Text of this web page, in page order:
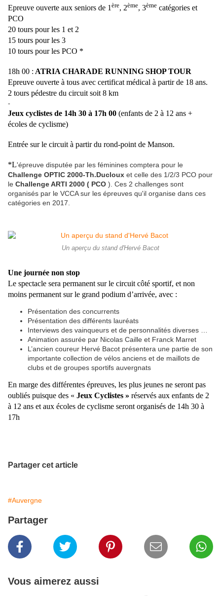
Epreuve ouverte aux seniors de 1 ère, 2ème, 3ème catégories et
PCO
20 tours pour les 1 et 2
15 tours pour les 3
10 tours pour les PCO *
18h 00 : ATRIA CHARADE RUNNING SHOP TOUR
Epreuve ouverte à tous avec certificat médical à partir de 18 ans.
2 tours pédestre du circuit soit 8 km
-
Jeux cyclistes de 14h 30 à 17h 00 (enfants de 2 à 12 ans +
écoles de cyclisme)
Entrée sur le circuit à partir du rond-point de Manson.
*L'épreuve disputée par les féminines comptera pour le
Challenge OPTIC 2000-Th.Ducloux et celle des 1/2/3 PCO pour
le Challenge ARTI 2000 ( PCO ). Ces 2 challenges sont
organisés par le VCCA sur les épreuves qu'il organise dans ces
catégories en 2017.
Un aperçu du stand d'Hervé Bacot
Une journée non stop
Le spectacle sera permanent sur le circuit côté sportif, et non
moins permanent sur le grand podium d’arrivée, avec :
Présentation des concurrents
Présentation des différents lauréats
Interviews des vainqueurs et de personnalités diverses …
Animation assurée par Nicolas Caille et Franck Marret
L’ancien coureur Hervé Bacot présentera une partie de son
importante collection de vélos anciens et de maillots de
clubs et de groupes sportifs auvergnats
En marge des différentes épreuves, les plus jeunes ne seront pas
oubliés puisque des « Jeux Cyclistes » réservés aux enfants de 2
à 12 ans et aux écoles de cyclisme seront organisés de 14h 30 à
17h
Partager cet article
#Auvergne
Partager
Vous aimerez aussi